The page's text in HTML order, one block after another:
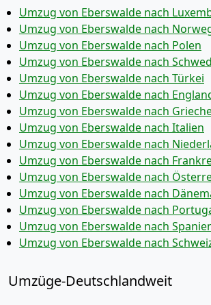
Umzug von Eberswalde nach
Umzug von Eberswalde nach
Umzug von Eberswalde nach Polen
Umzug von Eberswalde nach
Umzug von Eberswalde nach Türkei
Umzug von Eberswalde nach
Umzug von Eberswalde nach
Umzug von Eberswalde nach Italien
Umzug von Eberswalde nach
Umzug von Eberswalde nach
Umzug von Eberswalde nach
Umzug von Eberswalde nach
Umzug von Eberswalde nach
Umzug von Eberswalde nach
Umzug von Eberswalde nach
Umzüge-Deutschlandweit